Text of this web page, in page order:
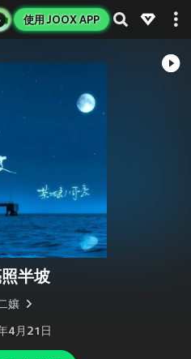
使用 JOOX APP
半坡
孃
4月21日